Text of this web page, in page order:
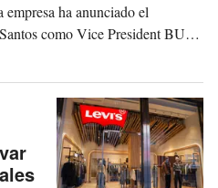
ha anunciado el
como Vice President BU
tras una reforma estructural
y Core. La...